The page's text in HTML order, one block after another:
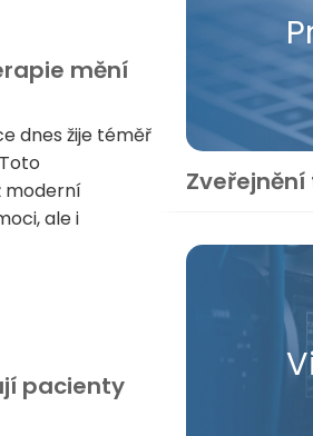
mění
dnes žije téměř
moderní
ale i
pacienty